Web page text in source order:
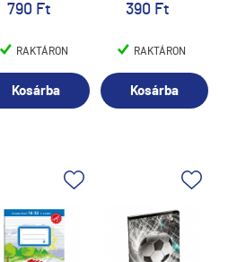
790 Ft
RAKTÁRON
Kosárba
390 Ft
RAKTÁRON
Kosárba